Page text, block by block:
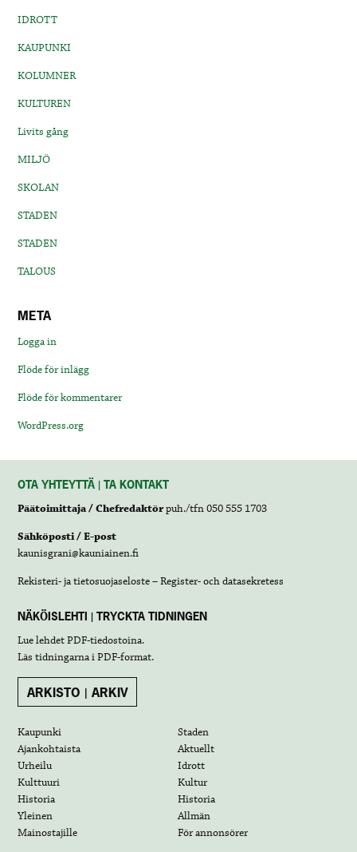
IDROTT
KAUPUNKI
KOLUMNER
KULTUREN
Livits gång
MILJÖ
SKOLAN
STADEN
STADEN
TALOUS
META
Logga in
Flöde för inlägg
Flöde för kommentarer
WordPress.org
OTA YHTEYTTÄ | TA KONTAKT
Päätoimittaja / Chefredaktörpuh./tfn 050 555 1703
Sähköposti / E-post
kaunisgrani@kauniainen.fi
Rekisteri- ja tietosuojaseloste – Register- och datasekretess
NÄKÖISLEHTI | TRYCKTA TIDNINGEN
Lue lehdetPDF-tiedostoina.
Läs tidningarna iPDF-format.
ARKISTO | ARKIV
Kaupunki
Staden
Ajankohtaista
Aktuellt
Urheilu
Idrott
Kulttuuri
Kultur
Historia
Historia
Yleinen
Allmän
Mainostajille
För annonsörer